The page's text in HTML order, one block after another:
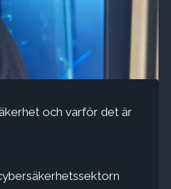
och varför det är